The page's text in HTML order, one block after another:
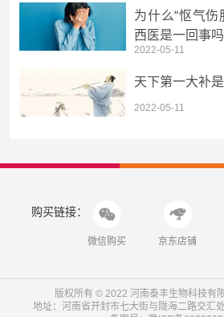
为什么“怄气伤
西医是一回事吗
2022-05-11
天下第一大补
2022-05-11
购买链接：
微信购买 京东店铺
版权所有 © 2022 河南泰丰生物科技有
地址：河南省开封市七大街与陇海二路交汇